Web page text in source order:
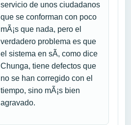
servicio de unos ciudadanos
que se conforman con poco
mÃ¡s que nada, pero el
verdadero problema es que
el sistema en sÃ­, como dice
Chunga, tiene defectos que
no se han corregido con el
tiempo, sino mÃ¡s bien
agravado.